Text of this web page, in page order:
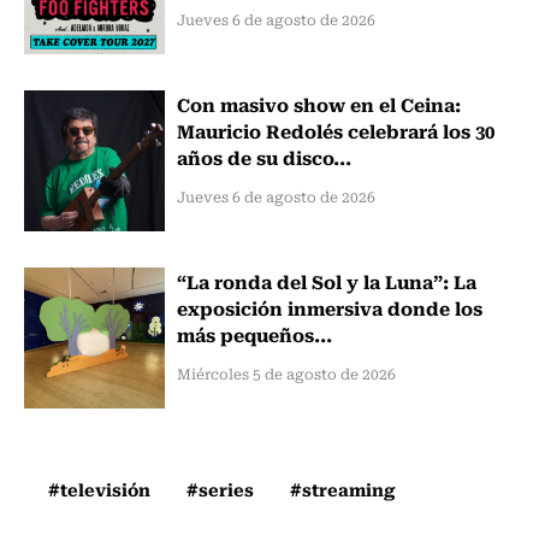
Jueves 6 de agosto de 2026
Con masivo show en el Ceina:
Mauricio Redolés celebrará los 30
años de su disco...
Jueves 6 de agosto de 2026
“La ronda del Sol y la Luna”: La
exposición inmersiva donde los
más pequeños...
Miércoles 5 de agosto de 2026
#televisión #series #streaming